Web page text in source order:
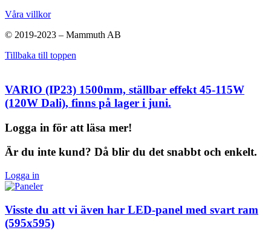
Våra villkor
© 2019-2023 – Mammuth AB
Tillbaka till toppen
VARIO (IP23) 1500mm, ställbar effekt 45-115W
(120W Dali), finns på lager i juni.
Logga in för att läsa mer!
Är du inte kund? Då blir du det snabbt och enkelt.
Logga in
Visste du att vi även har LED-panel med svart ram
(595x595)